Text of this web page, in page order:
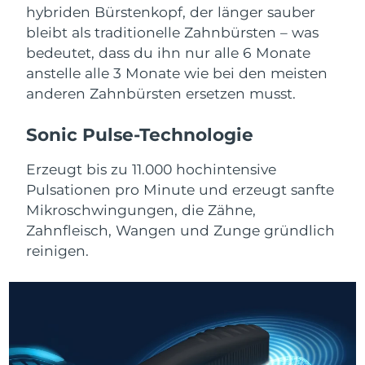
hybriden Bürstenkopf, der länger sauber
bleibt als traditionelle Zahnbürsten – was
bedeutet, dass du ihn nur alle 6 Monate
anstelle alle 3 Monate wie bei den meisten
anderen Zahnbürsten ersetzen musst.
Sonic Pulse-Technologie
Erzeugt bis zu 11.000 hochintensive
Pulsationen pro Minute und erzeugt sanfte
Mikroschwingungen, die Zähne,
Zahnfleisch, Wangen und Zunge gründlich
reinigen.
Israel Erwartete Lieferung 2/2/2026
Italien Erwartete Lieferung29/1/2026
Jersey Erwartete Lieferung
Kasachstan Erwartete Lieferung 31/1/2026
Kuwait Erwartete Lieferung 29/1/2026
Lettland
Erwartete Lieferung29/1/2026